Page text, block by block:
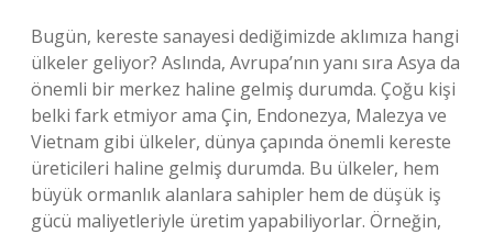
Bugün, kereste sanayesi dediğimizde aklımıza hangi
ülkeler geliyor? Aslında, Avrupa’nın yanı sıra Asya da
önemli bir merkez haline gelmiş durumda. Çoğu kişi
belki fark etmiyor ama Çin, Endonezya, Malezya ve
Vietnam gibi ülkeler, dünya çapında önemli kereste
üreticileri haline gelmiş durumda. Bu ülkeler, hem
büyük ormanlık alanlara sahipler hem de düşük iş
gücü maliyetleriyle üretim yapabiliyorlar. Örneğin,